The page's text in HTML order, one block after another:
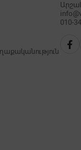
010-